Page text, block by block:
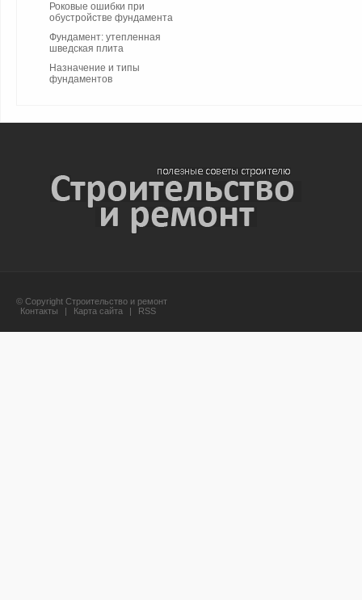
Роковые ошибки при
обустройстве фундамента
Фундамент: утепленная
шведская плита
Назначение и типы
фундаментов
© Copyright Строительство и ремонт
Контакты
| Карта сайта | RSS